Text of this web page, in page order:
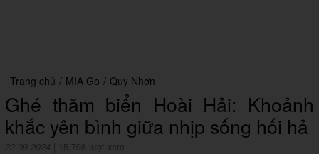
Trang chủ / MIA Go / Quy Nhơn
Ghé thăm biển Hoài Hải: Khoảnh
khắc yên bình giữa nhịp sống hối hả
22.09.2024 15,798 lượt xem